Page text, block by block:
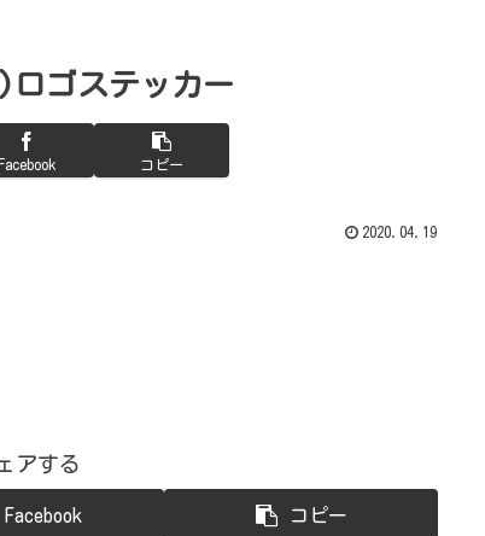
)ロゴステッカー
Facebook コピー
2020.04.19
アする
Facebook コピー